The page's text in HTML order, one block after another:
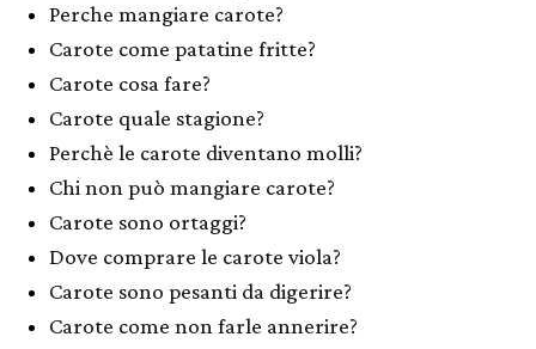
Perche mangiare carote?
Carote come patatine fritte?
Carote cosa fare?
Carote quale stagione?
Perchè le carote diventano molli?
Chi non può mangiare carote?
Carote sono ortaggi?
Dove comprare le carote viola?
Carote sono pesanti da digerire?
Carote come non farle annerire?